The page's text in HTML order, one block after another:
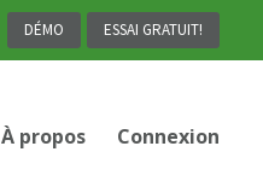
DÉMO ESSAI GRATUIT!
À propos Connexion